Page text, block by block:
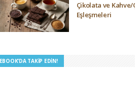
Çikolata ve Kahve/Çay
Eşleşmeleri
TAKIP EDIN!